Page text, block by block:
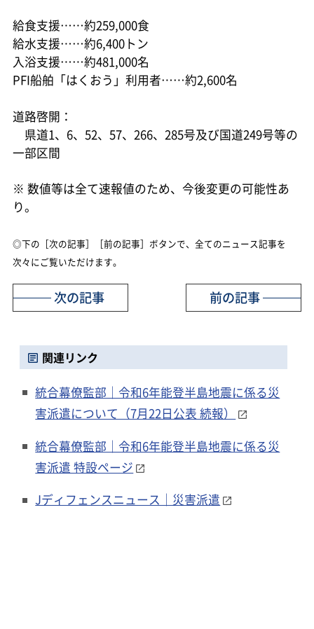
給食支援……約259,000食
給水支援……約6,400トン
入浴支援……約481,000名
PFI船舶「はくおう」利用者……約2,600名
道路啓開：
県道1、6、52、57、266、285号及び国道249号等の
一部区間
※ 数値等は全て速報値のため、今後変更の可能性あ
り。
◎下の［次の記事］［前の記事］ボタンで、全てのニュース記事を
次々にご覧いただけます。
前の記事
次の記事
関連リンク
統合幕僚監部｜令和6年能登半島地震に係る災
害派遣について（7月22日公表 続報）
統合幕僚監部｜令和6年能登半島地震に係る災
害派遣 特設ページ
Jディフェンスニュース｜災害派遣